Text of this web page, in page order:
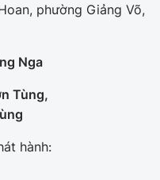
phường Giảng Võ,
Nga
Tùng,
hành: